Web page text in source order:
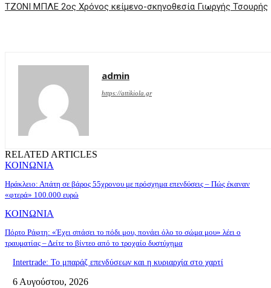
ΤΖΟΝΙ ΜΠΛΕ 2ος Χρόνος κείμενο-σκηνοθεσία Γιωργής Τσουρής
admin
https://attikiola.gr
RELATED ARTICLES
ΚΟΙΝΩΝΙΑ
Ηράκλειο: Απάτη σε βάρος 55χρονου με πρόσχημα επενδύσεις – Πώς έκαναν
«φτερά» 100.000 ευρώ
ΚΟΙΝΩΝΙΑ
Πόρτο Ράφτη: «Έχει σπάσει το πόδι μου, πονάει όλο το σώμα μου» λέει ο
τραυματίας – Δείτε το βίντεο από το τροχαίο δυστύχημα
Intertrade: Το μπαράζ επενδύσεων και η κυριαρχία στο χαρτί
6 Αυγούστου, 2026